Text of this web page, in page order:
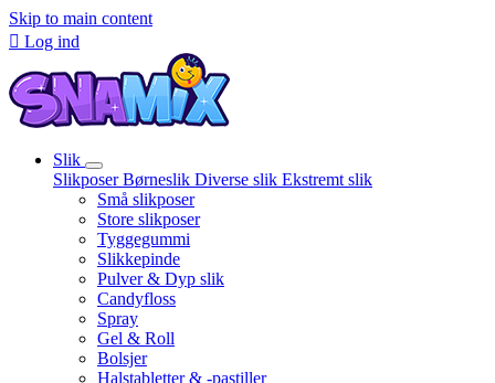
Skip to main content
 Log ind
Slik
SlikposerBørneslik Diverse slik Ekstremt slik
Små slikposer
Store slikposer
Tyggegummi
Slikkepinde
Pulver & Dyp slik
Candyfloss
Spray
Gel & Roll
Bolsjer
Halstabletter & -pastiller